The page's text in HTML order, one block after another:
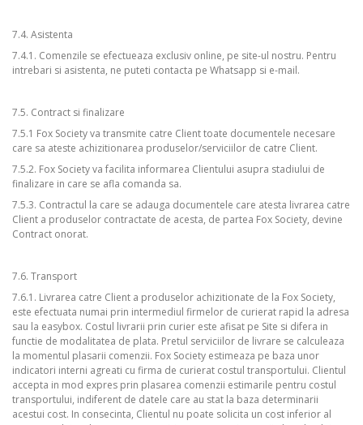
7.4. Asistenta
7.4.1. Comenzile se efectueaza exclusiv online, pe site-ul nostru. Pentru
intrebari si asistenta, ne puteti contacta pe Whatsapp si e-mail.
7.5. Contract si finalizare
7.5.1 Fox Society va transmite catre Client toate documentele necesare
care sa ateste achizitionarea produselor/serviciilor de catre Client.
7.5.2. Fox Society va facilita informarea Clientului asupra stadiului de
finalizare in care se afla comanda sa.
7.5.3. Contractul la care se adauga documentele care atesta livrarea catre
Client a produselor contractate de acesta, de partea Fox Society, devine
Contract onorat.
7.6. Transport
7.6.1. Livrarea catre Client a produselor achizitionate de la Fox Society,
este efectuata numai prin intermediul firmelor de curierat rapid la adresa
sau la easybox. Costul livrarii prin curier este afisat pe Site si difera in
functie de modalitatea de plata. Pretul serviciilor de livrare se calculeaza
la momentul plasarii comenzii. Fox Society estimeaza pe baza unor
indicatori interni agreati cu firma de curierat costul transportului. Clientul
accepta in mod expres prin plasarea comenzii estimarile pentru costul
transportului, indiferent de datele care au stat la baza determinarii
acestui cost. In consecinta, Clientul nu poate solicita un cost inferior al